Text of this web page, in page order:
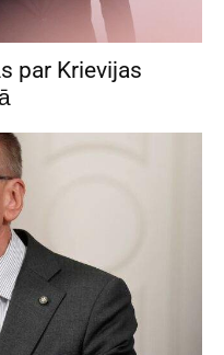
par Krievijas